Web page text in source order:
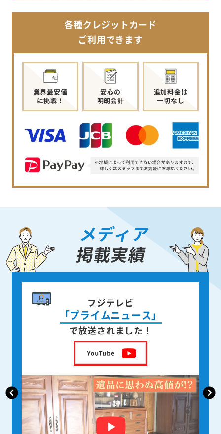
各種クレジットカード
ご利用できます
業界最安値
に挑戦！
安心の
明朗会計
追加料金は
一切なし
メディア
掲載実績
書籍出版
身近な人が
亡くなった後の遺品整理
を出版しました！